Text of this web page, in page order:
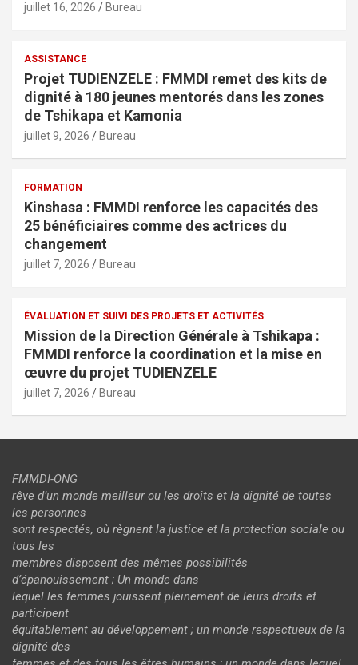
juillet 16, 2026 Bureau
ASSISTANCE
Projet TUDIENZELE : FMMDI remet des kits de
dignité à 180 jeunes mentorés dans les zones
de Tshikapa et Kamonia
juillet 9, 2026 Bureau
FORMATION
Kinshasa : FMMDI renforce les capacités des
25 bénéficiaires comme des actrices du
changement
juillet 7, 2026 Bureau
ÉVALUATION ET SUIVI DES PROJETS ET ACTIVITÉS
Mission de la Direction Générale à Tshikapa :
FMMDI renforce la coordination et la mise en
œuvre du projet TUDIENZELE
juillet 7, 2026 Bureau
FMMDI-ONG
rêve d’un monde meilleur ou les droits et la dignité de toutes
les personnes
sont respectés, où règnent la justice et la protection sociale ou
tous les
membres disposent des mêmes possibilités
d’épanouissement ; Un monde dans
lequel les femmes jouissent pleinement de leurs droits et
participent
équitablement au développement ; un monde respectueux de la
dignité des